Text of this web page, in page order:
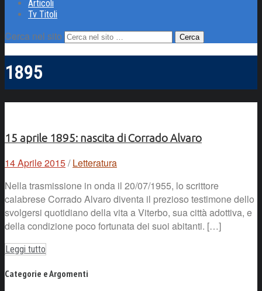
Articoli
Tv Titoli
Cerca nel sito
1895
15 aprile 1895: nascita di Corrado Alvaro
14 Aprile 2015/ Letteratura
Nella trasmissione in onda il 20/07/1955, lo scrittore
calabrese Corrado Alvaro diventa il prezioso testimone dello
svolgersi quotidiano della vita a Viterbo, sua città adottiva, e
della condizione poco fortunata dei suoi abitanti. […]
Leggi tutto
Categorie e Argomenti